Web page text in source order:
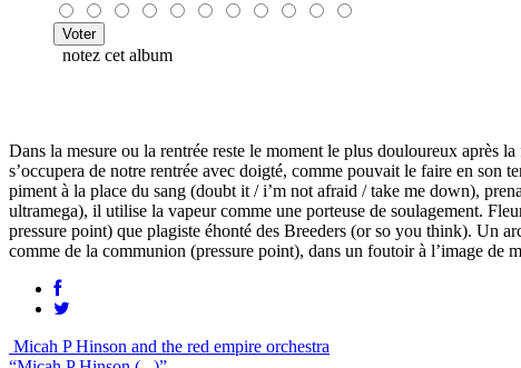
notez cet album
Dans la mesure ou la rentrée reste le moment le plus douloureux après
s’occupera de notre rentrée avec doigté, comme pouvait le faire en
piment à la place du sang (doubt it / i’m not afraid / take me down),
ultramega), il utilise la vapeur comme une porteuse de soulagement.
pressure point) que plagiste éhonté des Breeders (or so you think). Un
comme de la communion (pressure point), dans un foutoir à l’image
Micah P Hinson and the red empire orchestra